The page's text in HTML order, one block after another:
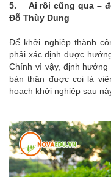
5. Ai rồi cũng qua –
Đỗ Thùy Dung
Để khởi nghiệp thành
phải xác định được
Chính vì vậy, định
bản thân được coi là
hoạch khởi nghiệp sau